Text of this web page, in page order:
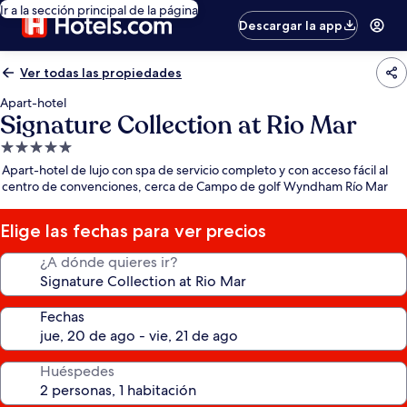
Ir a la sección principal de la página
Descargar la app
Ver todas las propiedades
Apart-hotel
Signature Collection at Rio Mar
Propiedad
de
5.0
estrellas
Apart-hotel de lujo con spa de servicio completo y con acceso fácil al
centro de convenciones, cerca de Campo de golf Wyndham Río Mar
Elige las fechas para ver precios
¿A dónde quieres ir?
Fechas
Huéspedes